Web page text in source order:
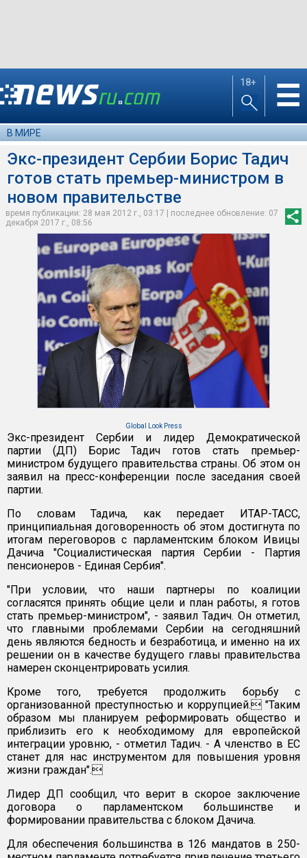
18+ ☰
В МИРЕ
Экс-президент Сербии Борис Тадич
готов стать премьер-министром в
новом правительстве
время публикации: 28 мая 2012 г., 03:17 | последнее обновление: 07
декабря 2017 г., 08:56
Global Look Press
Экс-президент Сербии и лидер Демократической
партии (ДП) Борис Тадич готов стать премьер-
министром будущего правительства страны. Об этом он
заявил на пресс-конференции после заседания своей
партии.
По словам Тадича, как передает ИТАР-ТАСС,
принципиальная договоренность об этом достигнута по
итогам переговоров с парламентским блоком Ивицы
Дачича "Социалистическая партия Сербии - Партия
пенсионеров - Единая Сербия".
"При условии, что наши партнеры по коалиции
согласятся принять общие цели и план работы, я готов
стать премьер-министром", - заявил Тадич. Он отметил,
что главными проблемами Сербии на сегодняшний
день являются бедность и безработица, и именно на их
решении он в качестве будущего главы правительства
намерен сконцентрировать усилия.
Кроме того, требуется продолжить борьбу с
организованной преступностью и коррупцией. "Таким
образом мы планируем реформировать общество и
приблизить его к необходимому для европейской
интеграции уровню, - отметил Тадич. - А членство в ЕС
станет для нас инструментом для повышения уровня
жизни граждан".
Лидер ДП сообщил, что верит в скорое заключение
договора о парламентском большинстве и
формировании правительства с блоком Дачича.
Для обеспечения большинства в 126 мандатов в 250-